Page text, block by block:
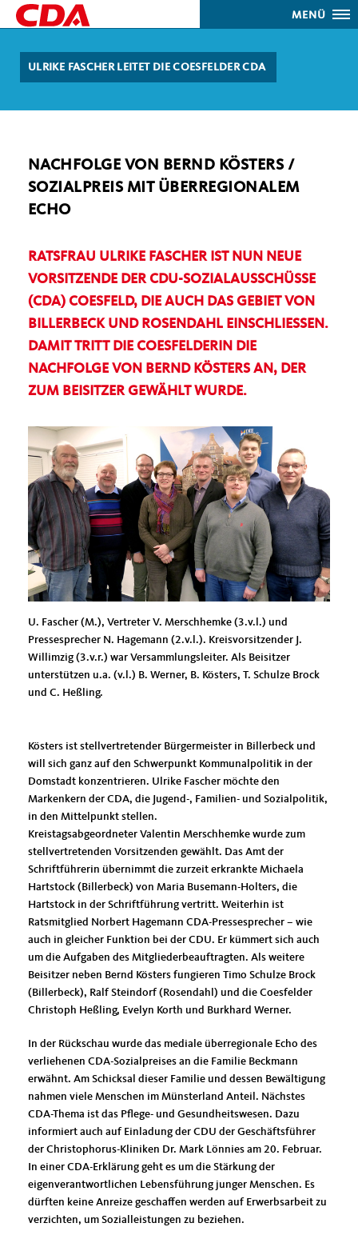
MENÜ
ULRIKE FASCHER LEITET DIE COESFELDER CDA
NACHFOLGE VON BERND KÖSTERS /
SOZIALPREIS MIT ÜBERREGIONALEM
ECHO
RATSFRAU ULRIKE FASCHER IST NUN NEUE
VORSITZENDE DER CDU-SOZIALAUSSCHÜSSE
(CDA) COESFELD, DIE AUCH DAS GEBIET VON
BILLERBECK UND ROSENDAHL EINSCHLIESSEN. D
AMIT TRITT DIE COESFELDERIN DIE N
ACHFOLGE VON BERND KÖSTERS AN, DER Z
UM BEISITZER GEWÄHLT WURDE.
U. Fascher (M.), Vertreter V. Merschhemke (3.v.l.) und
Pressesprecher N. Hagemann (2.v.l.). Kreisvorsitzender J.
Willimzig (3.v.r.) war Versammlungsleiter. Als Beisitzer
unterstützen u.a. (v.l.) B. Werner, B. Kösters, T. Schulze Brock
und C. Heßling.
Kösters ist stellvertretender Bürgermeister in Billerbeck und
will sich ganz auf den Schwerpunkt Kommunalpolitik in der
Domstadt konzentrieren. Ulrike Fascher möchte den
Markenkern der CDA, die Jugend-, Familien- und Sozialpolitik,
in den Mittelpunkt stellen.
Kreistagsabgeordneter Valentin Merschhemke wurde zum
stellvertretenden Vorsitzenden gewählt. Das Amt der
Schriftführerin übernimmt die zurzeit erkrankte Michaela
Hartstock (Billerbeck) von Maria Busemann-Holters, die
Hartstock in der Schriftführung vertritt. Weiterhin ist
Ratsmitglied Norbert Hagemann CDA-Pressesprecher – wie
auch in gleicher Funktion bei der CDU. Er kümmert sich auch
um die Aufgaben des Mitgliederbeauftragten. Als weitere
Beisitzer neben Bernd Kösters fungieren Timo Schulze Brock
(Billerbeck), Ralf Steindorf (Rosendahl) und die Coesfelder
Christoph Heßling, Evelyn Korth und Burkhard Werner.
In der Rückschau wurde das mediale überregionale Echo des
verliehenen CDA-Sozialpreises an die Familie Beckmann
erwähnt. Am Schicksal dieser Familie und dessen Bewältigung
nahmen viele Menschen im Münsterland Anteil. Nächstes
CDA-Thema ist das Pflege- und Gesundheitswesen. Dazu
informiert auch auf Einladung der CDU der Geschäftsführer
der Christophorus-Kliniken Dr. Mark Lönnies am 20. Februar.
In einer CDA-Erklärung geht es um die Stärkung der
eigenverantwortlichen Lebensführung junger Menschen. Es
dürften keine Anreize geschaffen werden auf Erwerbsarbeit zu
verzichten, um Sozialleistungen zu beziehen.